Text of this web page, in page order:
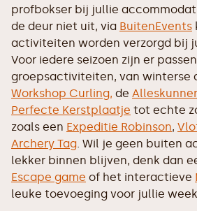
profbokser bij jullie
de deur niet uit, via BuitenEvents
activiteiten worden verzorgd bij
Voor iedere seizoen zijn er
groepsactiviteiten, van winterse
Workshop Curling, de
Perfecte Kerstplaatje tot echte
zoals een Expeditie Robinson,
Archery Tag . Wil je geen buiten
lekker binnen blijven, denk dan
Escape game of het interactieve
leuke toevoeging voor jullie